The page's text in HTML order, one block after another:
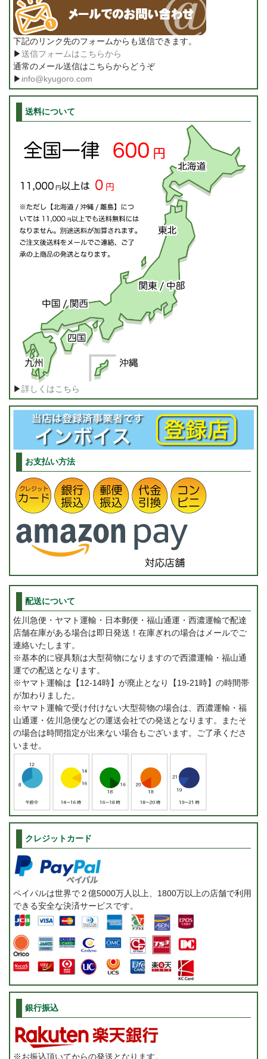
下記のリンク先のフォームからも送信できます。
▶送信フォームはこちらから
通常のメール送信はこちらからどうぞ
▶ info@kyugoro.com
送料について
▶詳しくはこちら
お支払い方法
配送について
佐川急便・ヤマト運輸・日本郵便・福山通運・西濃運輸で配達
店舗在庫がある場合は即日発送！在庫ぎれの場合はメールでご
連絡いたします。
※基本的に寝具類は大型荷物になりますので西濃運輸・福山通
運での配送となります。
※ヤマト運輸は【12-14時】が廃止となり【19-21時】の時間帯
が加わりました。
※ヤマト運輸で受け付けない大型荷物の場合は、西濃運輸・福
山通運・佐川急便などの運送会社での発送となります。またそ
の場合は時間指定が出来ない場合もございます。ご了承くださ
いませ。
クレジットカード
ペイパルは世界で２億5000万人以上、1800万以上の店舗で利用
できる安全な決済サービスです。
銀行振込
※お振込頂いてからの発送となります。